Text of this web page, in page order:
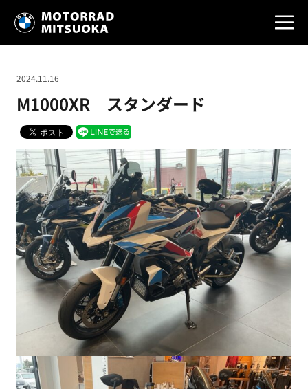
M1000XR スタンダード
2024.11.16